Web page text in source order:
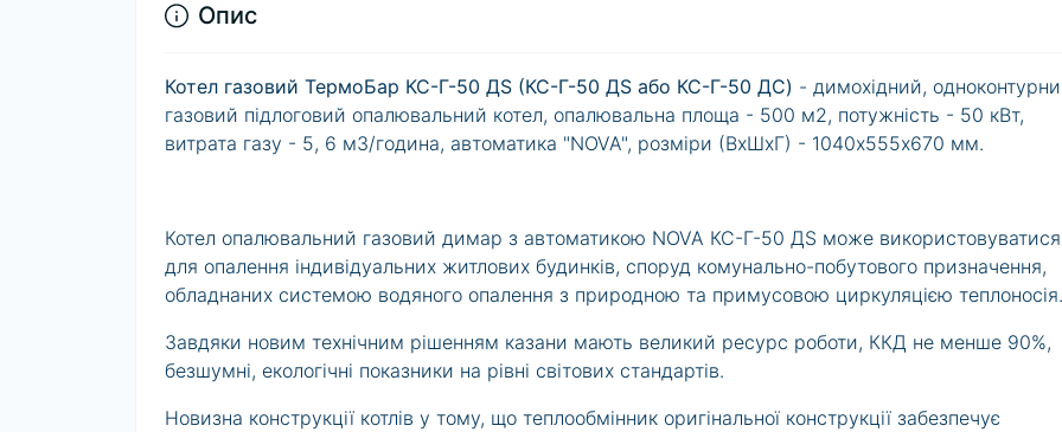
Опис
Котел газовий ТермоБар КС-Г-50 ДS (КС-Г-50 ДS або КС-Г-50 ДС) - димохідний,
газовий підлоговий опалювальний котел, опалювальна площа - 500 м2, потужність - 50 кВт,
витрата газу - 5, 6 м3/година, автоматика "NOVA", розміри (ВхШхГ) - 1040х555х670 мм.
Котел опалювальний газовий димар з автоматикою NOVA КС-Г-50 ДS може використовуватися
для опалення індивідуальних житлових будинків, споруд комунально-побутового призначення,
обладнаних системою водяного опалення з природною та примусовою циркуляцією теплоносія.
Завдяки новим технічним рішенням казани мають великий ресурс роботи, ККД не менше 90%,
безшумні, екологічні показники на рівні світових стандартів.
Новизна конструкції котлів у тому, що теплообмінник оригінальної конструкції забезпечує